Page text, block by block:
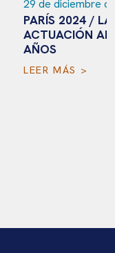
29 de diciembre
PARÍS 2024 /
ACTUACIÓN
AÑOS
LEER MÁS >